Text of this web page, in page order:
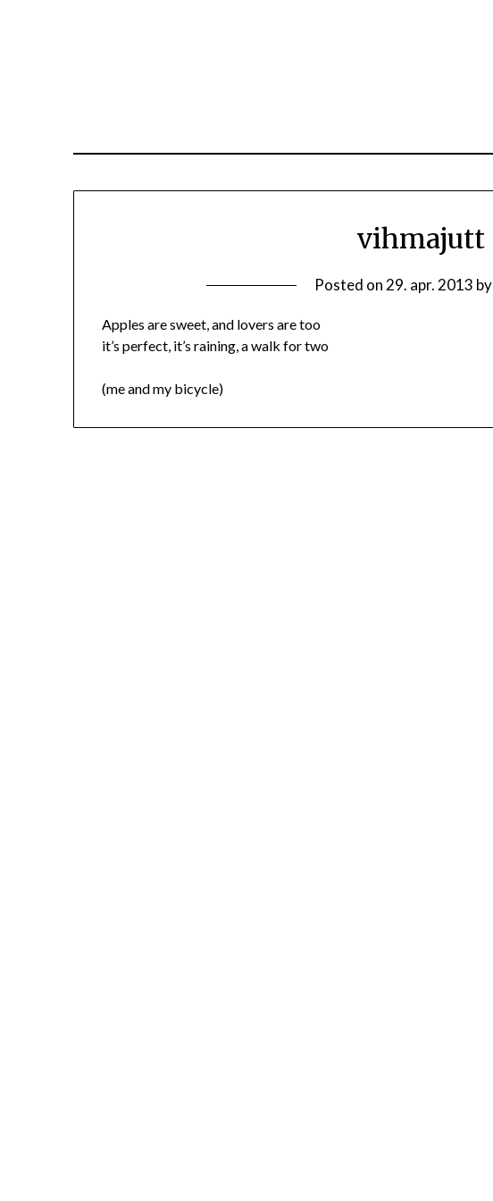
vihmajutt
Posted on 29. apr. 2013 by
Apples are sweet, and lovers are too
it’s perfect, it’s raining, a walk for two
(me and my bicycle)